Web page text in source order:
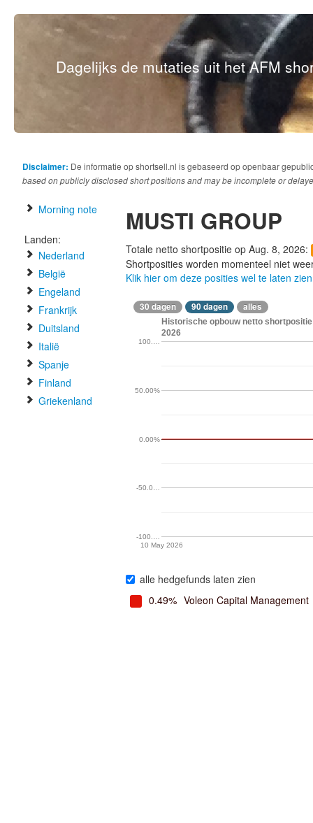
Dagelijks de mutaties uit het AFM
Disclaimer: De informatie op shortsell.nl is gebaseerd op openbaar
based on publicly disclosed short positions and may be incomplete or
Morning note
Landen:
Nederland
België
Engeland
Frankrijk
Duitsland
Italië
Spanje
Finland
Griekenland
MUSTI GROUP
Totale netto shortpositie op Aug. 8, 2026:
Shortposities worden momenteel niet
Klik hier om deze posities wel te laten zien
30 dagen 90 dagen alles
Historische opbouw netto shortpositie
2026
10 May 2026
-100.…
-50.0…
0.00%
50.00%
100.…
alle hedgefunds laten zien
0.49% Voleon Capital Management